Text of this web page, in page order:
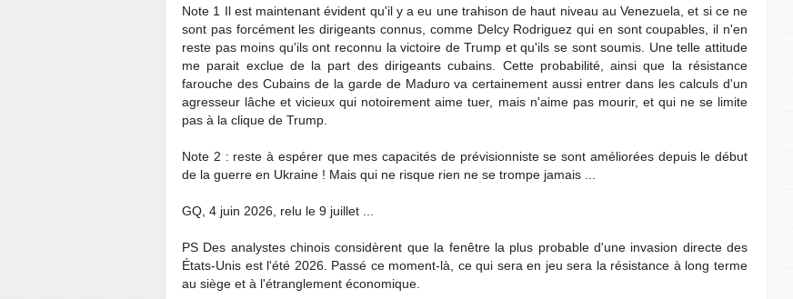
Note 1 Il est maintenant évident qu'il y a eu une trahison de haut niveau au Venezuela, et si ce ne
sont pas forcément les dirigeants connus, comme Delcy Rodriguez qui en sont coupables, il n'en
reste pas moins qu'ils ont reconnu la victoire de Trump et qu'ils se sont soumis. Une telle attitude
me parait exclue de la part des dirigeants cubains. Cette probabilité, ainsi que la résistance
farouche des Cubains de la garde de Maduro va certainement aussi entrer dans les calculs d'un
agresseur lâche et vicieux qui notoirement aime tuer, mais n'aime pas mourir, et qui ne se limite
pas à la clique de Trump.
Note 2 : reste à espérer que mes capacités de prévisionniste se sont améliorées depuis le début
de la guerre en Ukraine ! Mais qui ne risque rien ne se trompe jamais ...
GQ, 4 juin 2026, relu le 9 juillet ...
PS Des analystes chinois considèrent que la fenêtre la plus probable d'une invasion directe des
États-Unis est l'été 2026. Passé ce moment-là, ce qui sera en jeu sera la résistance à long terme
au siège et à l'étranglement économique.